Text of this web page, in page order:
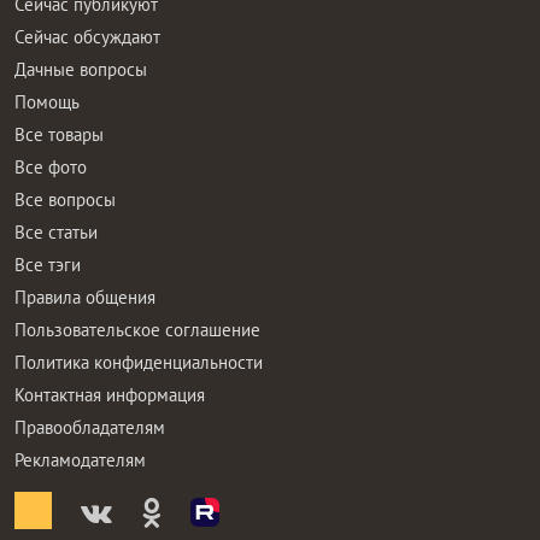
Сейчас публикуют
Сейчас обсуждают
Дачные вопросы
Помощь
Все товары
Все фото
Все вопросы
Все статьи
Все тэги
Правила общения
Пользовательское соглашение
Политика конфиденциальности
Контактная информация
Правообладателям
Рекламодателям